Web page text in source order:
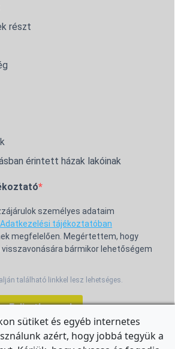
részt
érintett házak lakóinak
személyes adataim
Adatkezelési tájékoztatóban
megfelelően. Megértettem, hogy
bármikor lehetőségem
található linkkel lesz lehetséges.
Feliratkozom!
sütiket és egyéb internetes
azért, hogy jobbá tegyük a